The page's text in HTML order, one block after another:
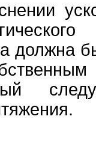
должна